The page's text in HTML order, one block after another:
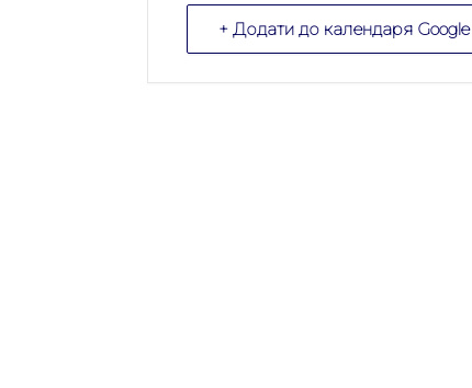
+ Додати до календаря Google